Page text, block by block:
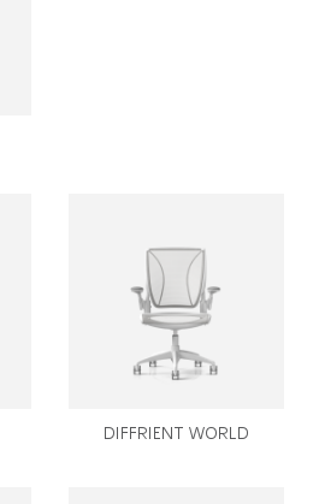
ENTER
DIFFRIENT WORLD